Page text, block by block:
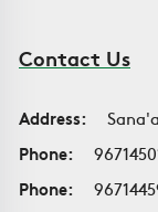
Contact Us
Address:
Phone:
Phone: